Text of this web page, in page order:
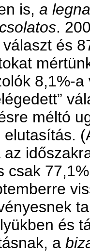
is, a
.
és
8,1%-a
méltó
csak
és
a